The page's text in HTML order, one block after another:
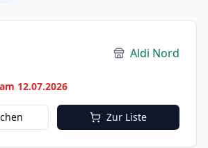
Aldi Nord
12.07.2026
Zur Liste